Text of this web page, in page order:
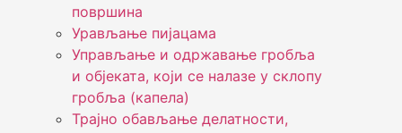
површина
Урављање пијацама
Управљање и одржавање гробља
и објеката, који се налазе у склопу
гробља (капела)
Трајно обављање делатности,